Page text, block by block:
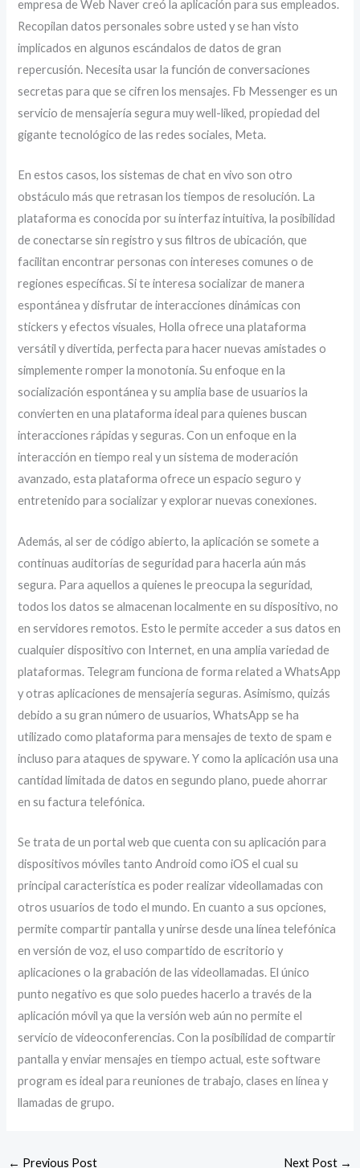
empresa de Web Naver creó la aplicación para sus empleados.
Recopilan datos personales sobre usted y se han visto
implicados en algunos escándalos de datos de gran
repercusión. Necesita usar la función de conversaciones
secretas para que se cifren los mensajes. Fb Messenger es un
servicio de mensajería segura muy well-liked, propiedad del
gigante tecnológico de las redes sociales, Meta.
En estos casos, los sistemas de chat en vivo son otro
obstáculo más que retrasan los tiempos de resolución. La
plataforma es conocida por su interfaz intuitiva, la posibilidad
de conectarse sin registro y sus filtros de ubicación, que
facilitan encontrar personas con intereses comunes o de
regiones específicas. Si te interesa socializar de manera
espontánea y disfrutar de interacciones dinámicas con
stickers y efectos visuales, Holla ofrece una plataforma
versátil y divertida, perfecta para hacer nuevas amistades o
simplemente romper la monotonía. Su enfoque en la
socialización espontánea y su amplia base de usuarios la
convierten en una plataforma ideal para quienes buscan
interacciones rápidas y seguras. Con un enfoque en la
interacción en tiempo real y un sistema de moderación
avanzado, esta plataforma ofrece un espacio seguro y
entretenido para socializar y explorar nuevas conexiones.
Además, al ser de código abierto, la aplicación se somete a
continuas auditorías de seguridad para hacerla aún más
segura. Para aquellos a quienes le preocupa la seguridad,
todos los datos se almacenan localmente en su dispositivo, no
en servidores remotos. Esto le permite acceder a sus datos en
cualquier dispositivo con Internet, en una amplia variedad de
plataformas. Telegram funciona de forma related a WhatsApp
y otras aplicaciones de mensajería seguras. Asimismo, quizás
debido a su gran número de usuarios, WhatsApp se ha
utilizado como plataforma para mensajes de texto de spam e
incluso para ataques de spyware. Y como la aplicación usa una
cantidad limitada de datos en segundo plano, puede ahorrar
en su factura telefónica.
Se trata de un portal web que cuenta con su aplicación para
dispositivos móviles tanto Android como iOS el cual su
principal característica es poder realizar videollamadas con
otros usuarios de todo el mundo. En cuanto a sus opciones,
permite compartir pantalla y unirse desde una línea telefónica
en versión de voz, el uso compartido de escritorio y
aplicaciones o la grabación de las videollamadas. El único
punto negativo es que solo puedes hacerlo a través de la
aplicación móvil ya que la versión web aún no permite el
servicio de videoconferencias. Con la posibilidad de compartir
pantalla y enviar mensajes en tiempo actual, este software
program es ideal para reuniones de trabajo, clases en línea y
llamadas de grupo.
← Previous Post Next Post →